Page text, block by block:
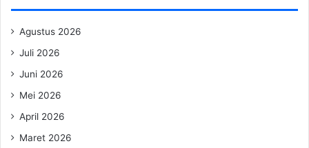
Agustus 2026
Juli 2026
Juni 2026
Mei 2026
April 2026
Maret 2026